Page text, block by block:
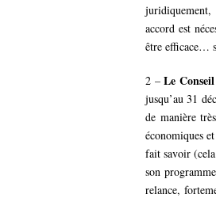
juridiquement,
accord est
être efficace…
2 –Le Conseil
jusqu’au 31
de manière
économiques
fait savoir
son
relance,